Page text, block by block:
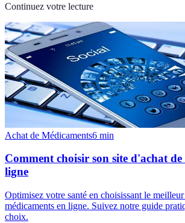
Continuez votre lecture
Achat de Médicaments6 min
Comment choisir son site d'achat de
ligne
Optimisez votre santé en choisissant le
médicaments en ligne. Suivez notre guide
choix.